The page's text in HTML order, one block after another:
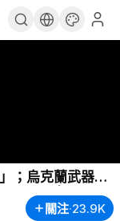
；烏克蘭武器爆
塞拜疆 | 靖遠開
關注·23.9K